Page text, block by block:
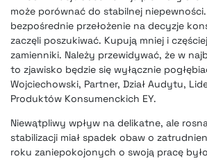
może porównać do stabilnej
bezpośrednie przełożenie na decyzje
zaczęli poszukiwać. Kupują mniej i
zamienniki. Należy przewidywać, że w
to zjawisko będzie się wyłącznie
Wojciechowski, Partner, Dział Audytu,
Produktów Konsumenckich EY.
Niewątpliwy wpływ na delikatne, ale
stabilizacji miał spadek obaw o
roku zaniepokojonych o swoją pracę